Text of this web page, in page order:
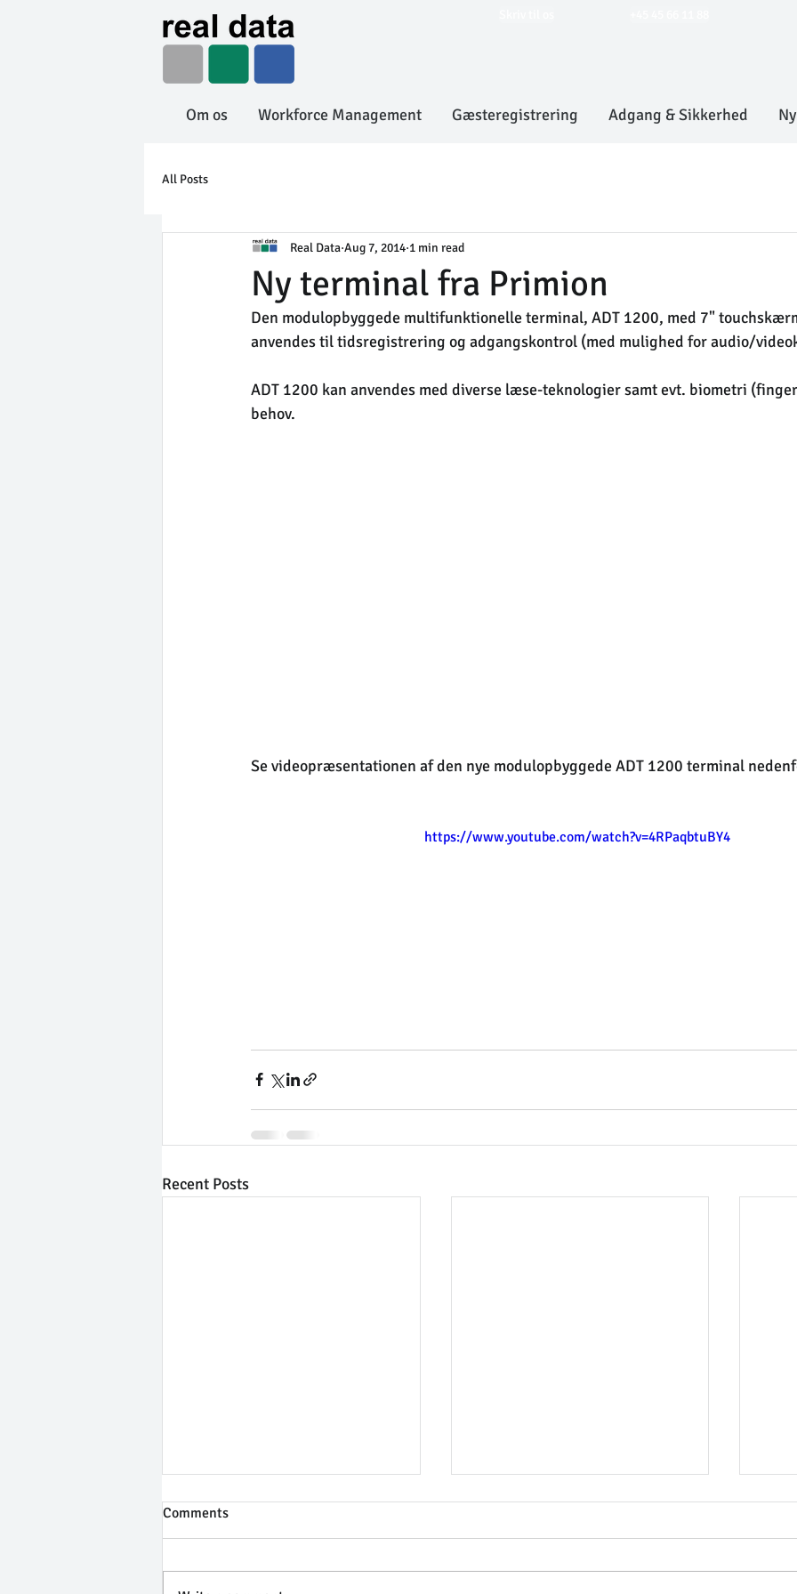
Om os Workforce Management Gæsteregistrering Adgang & Sikkerhed
All Posts
Ny terminal fra Primion
Real Data Aug 7, 2014 1 min read
Den modulopbyggede multifunktionelle terminal, ADT 1200, med 7"
anvendes til tidsregistrering og adgangskontrol (med mulighed for audio/
ADT 1200 kan anvendes med diverse læse-teknologier samt evt. biometri
behov.
Se videopræsentationen af den nye modulopbyggede ADT 1200 terminal
https://www.youtube.com/watch?v=4RPaqbtuBY4
Recent Posts
Comments